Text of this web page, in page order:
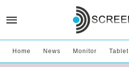
Home News Monitor Tablet